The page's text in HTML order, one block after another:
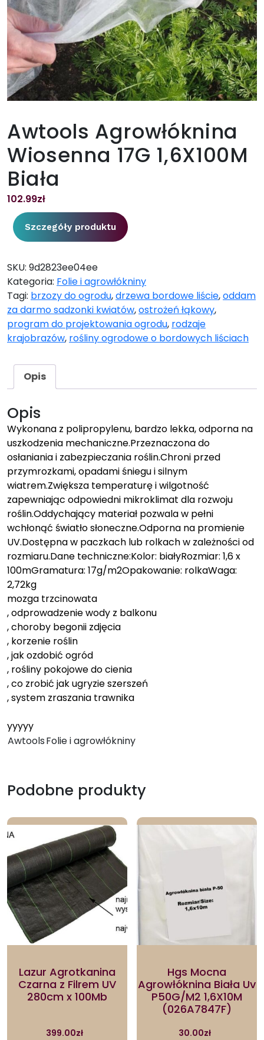
Awtools Agrowłóknina
Wiosenna 17G 1,6X100M
Biała
102.99zł
Szczegóły produktu
SKU: 9d2823ee04ee
Kategoria: Folie i agrowłókniny
Tagi: brzozy do ogrodu,drzewa bordowe liście,oddam
za darmo sadzonki kwiatów,ostrożeń łąkowy,
program do projektowania ogrodu, rodzaje
krajobrazów, rośliny ogrodowe o bordowych liściach
Opis
Opis
Wykonana z polipropylenu, bardzo lekka, odporna na
uszkodzenia mechaniczne.Przeznaczona do
osłaniania i zabezpieczania roślin.Chroni przed
przymrozkami, opadami śniegu i silnym
wiatrem.Zwiększa temperaturę i wilgotność
zapewniając odpowiedni mikroklimat dla rozwoju
roślin.Oddychający materiał pozwala w pełni
wchłonąć światło słoneczne.Odporna na promienie
UV.Dostępna w paczkach lub rolkach w zależności od
rozmiaru.Dane techniczne:Kolor: białyRozmiar: 1,6 x
100mGramatura: 17g/m2Opakowanie: rolkaWaga:
2,72kg
mozga trzcinowata
, odprowadzenie wody z balkonu
, choroby begonii zdjęcia
, korzenie roślin
, jak ozdobić ogród
, rośliny pokojowe do cienia
, co zrobić jak ugryzie szerszeń
, system zraszania trawnika
yyyyy
AwtoolsFolie i agrowłókniny
Podobne produkty
Lazur Agrotkanina
Czarna z Filrem UV
280cm x 100Mb
399.00zł
Hgs Mocna
Agrowłóknina Biała Uv
P50G/M2 1,6X10M
(026A7847F)
30.00zł